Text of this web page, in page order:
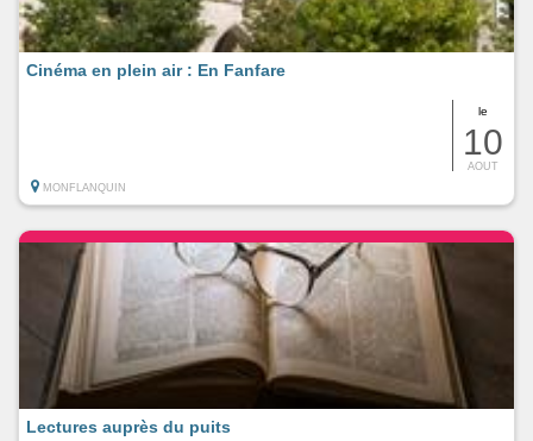
le
10
AOUT
Cinéma en plein air : En Fanfare
MONFLANQUIN
Lectures auprès du puits